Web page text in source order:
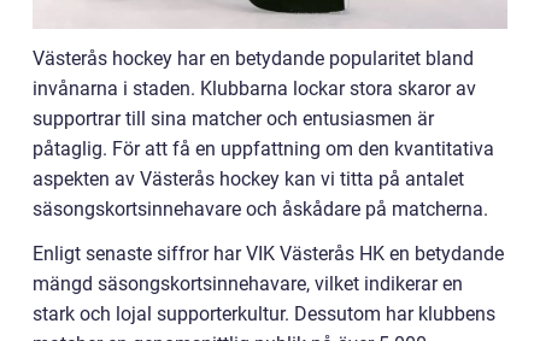
Västerås hockey har en betydande popularitet bland
invånarna i staden. Klubbarna lockar stora skaror av
supportrar till sina matcher och entusiasmen är
påtaglig. För att få en uppfattning om den kvantitativa
aspekten av Västerås hockey kan vi titta på antalet
säsongskortsinnehavare och åskådare på matcherna.
Enligt senaste siffror har VIK Västerås HK en betydande
mängd säsongskortsinnehavare, vilket indikerar en
stark och lojal supporterkultur. Dessutom har klubbens